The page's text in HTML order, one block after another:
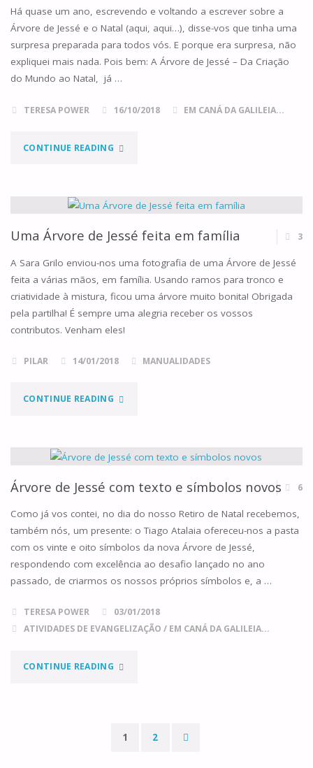
Há quase um ano, escrevendo e voltando a escrever sobre a
Árvore de Jessé e o Natal (aqui, aqui…), disse-vos que tinha uma
surpresa preparada para todos vós. E porque era surpresa, não
expliquei mais nada. Pois bem: A Árvore de Jessé – Da Criação
do Mundo ao Natal, já …
TERESA POWER 16/10/2018 EM CANÁ DA GALILEIA...
CONTINUE READING"UM
LIVRO
E
UMA
SURPRESA"
Uma Árvore de Jessé feita em família 3
A Sara Grilo enviou-nos uma fotografia de uma Árvore de Jessé
feita a várias mãos, em família. Usando ramos para tronco e
criatividade à mistura, ficou uma árvore muito bonita! Obrigada
pela partilha! É sempre uma alegria receber os vossos
contributos. Venham eles!
PILAR 14/01/2018 MANUALIDADES
CONTINUE READING"UMA
DE
FEITA
EM
FAMÍLIA"
Árvore de Jessé com texto e símbolos novos 6
Como já vos contei, no dia do nosso Retiro de Natal recebemos,
também nós, um presente: o Tiago Atalaia ofereceu-nos a pasta
com os vinte e oito símbolos da nova Árvore de Jessé,
respondendo com excelência ao desafio lançado no ano
passado, de criarmos os nossos próprios símbolos e, a …
TERESA POWER
03/01/2018
ATIVIDADES DE EVANGELIZAÇÃO / EM CANÁ DA GALILEIA...
CONTINUE READING"ÁRVORE
1 2